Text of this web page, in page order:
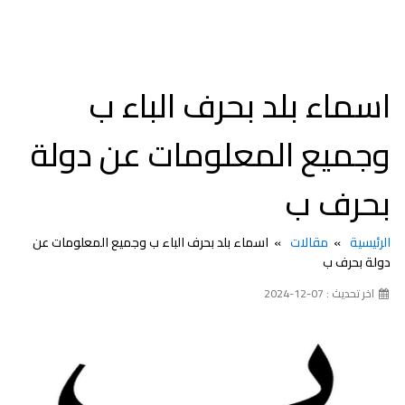
اسماء بلد بحرف الباء ب
وجميع المعلومات عن دولة
بحرف ب
الرئيسية مقالات
اسماء بلد بحرف الباء ب وجميع المعلومات عن
دولة بحرف ب
اخر تحديث : 07-12-2024